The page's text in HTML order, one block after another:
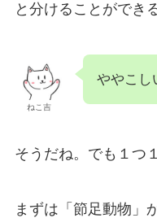
と分けることができ
ねこ吉
ややこし
そうだね。でも１つ
まずは「節足動物」